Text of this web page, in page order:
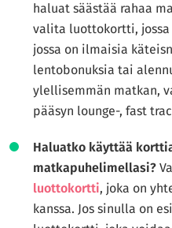
haluat säästää rahaa
valita luottokortti,
jossa on ilmaisia
lentobonuksia tai
ylellisemmän matkan,
pääsyn lounge-, fast
Haluatko käyttää
matkapuhelimellasi?
luottokortti, joka on
kanssa. Jos sinulla on